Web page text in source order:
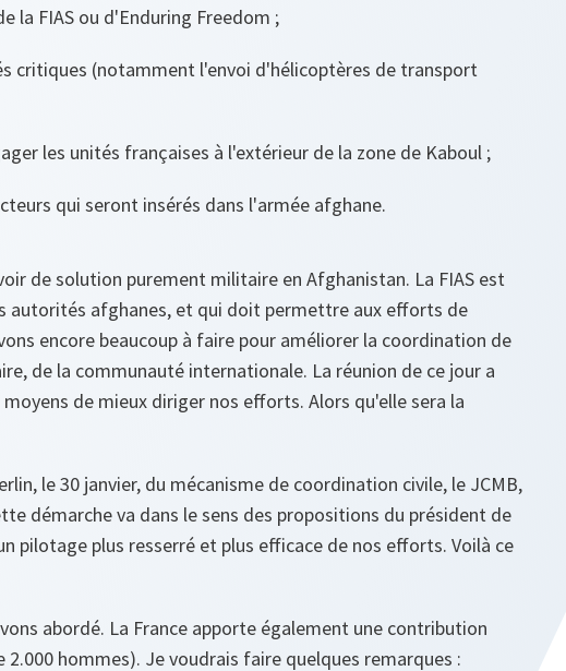
la FIAS ou d'Enduring Freedom ;
critiques (notamment l'envoi d'hélicoptères de transport
les unités françaises à l'extérieur de la zone de Kaboul ;
qui seront insérés dans l'armée afghane.
de solution purement militaire en Afghanistan. La FIAS est
autorités afghanes, et qui doit permettre aux efforts de
encore beaucoup à faire pour améliorer la coordination de
de la communauté internationale. La réunion de ce jour a
de mieux diriger nos efforts. Alors qu'elle sera la
le 30 janvier, du mécanisme de coordination civile, le JCMB,
démarche va dans le sens des propositions du président de
pilotage plus resserré et plus efficace de nos efforts. Voilà ce
abordé. La France apporte également une contribution
hommes). Je voudrais faire quelques remarques :